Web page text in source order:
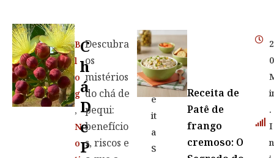
B
l
o
g
,
N
o
C
H
Á
D
E
P
Descubra
os
mistérios
do chá de
pequi:
benefício
s, riscos e
R
e
c
e
it
a
S
Receita de
Patê de
frango
cremoso: O
2
0
.
I
n